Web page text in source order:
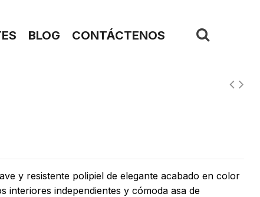
BLOG CONTÁCTENOS
y resistente polipiel de elegante acabado en color
interiores independientes y cómoda asa de